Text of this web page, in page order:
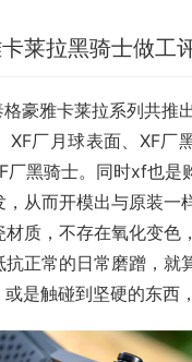
莱拉黑骑士做工
豪雅卡莱拉系列共推
XF厂月球表面、XF厂
厂黑骑士。同时xf也是
从而开模出与原装一
质，不存在氧化变色
正常的日常磨蹭，就
是触碰到坚硬的东西